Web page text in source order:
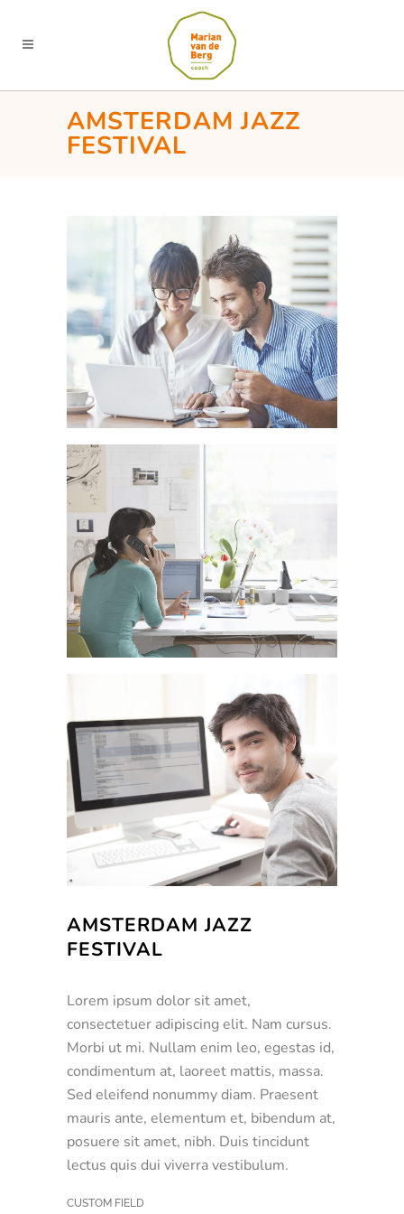
AMSTERDAM JAZZ
FESTIVAL
AMSTERDAM JAZZ
FESTIVAL
Lorem ipsum dolor sit amet,
consectetuer adipiscing elit. Nam cursus.
Morbi ut mi. Nullam enim leo, egestas id,
condimentum at, laoreet mattis, massa.
Sed eleifend nonummy diam. Praesent
mauris ante, elementum et, bibendum at,
posuere sit amet, nibh. Duis tincidunt
lectus quis dui viverra vestibulum.
CUSTOM FIELD